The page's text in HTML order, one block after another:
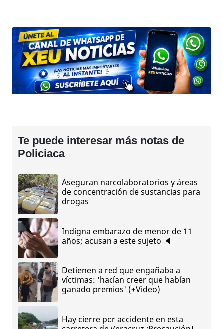
Te puede interesar más notas de
Policiaca
Aseguran narcolaboratorios y áreas
de concentración de sustancias para
drogas
Indigna embarazo de menor de 11
años; acusan a este sujeto 🔈
Detienen a red que engañaba a
víctimas: 'hacían creer que habían
ganado premios' (+Video)
Hay cierre por accidente en esta